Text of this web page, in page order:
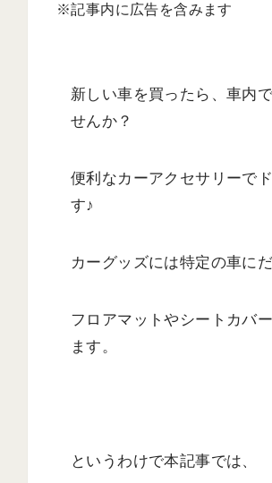
※記事内に広告を含みます
新しい車を買ったら、車内
せんか？
便利なカーアクセサリーで
す♪
カーグッズには特定の車に
フロアマットやシートカバ
ます。
というわけで本記事では、